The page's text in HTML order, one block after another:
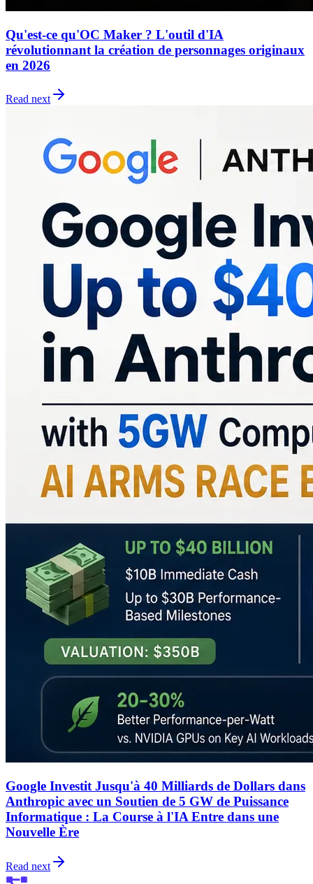
Qu'est-ce qu'OC Maker ? L'outil d'IA
révolutionnant la création de personnages originaux
en 2026
Read next
Google Investit Jusqu'à 40 Milliards de Dollars dans
Anthropic avec un Soutien de 5 GW de Puissance
Informatique : La Course à l'IA Entre dans une
Nouvelle Ère
Read next